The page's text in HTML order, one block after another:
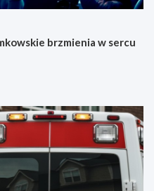
brzmienia w sercu